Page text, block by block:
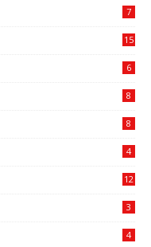
7
15
6
8
8
4
12
3
4